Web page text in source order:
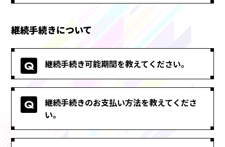
継続手続きについて
継続手続き可能期間を教えてください。
継続手続きのお支払い方法を教えてくださ
い。